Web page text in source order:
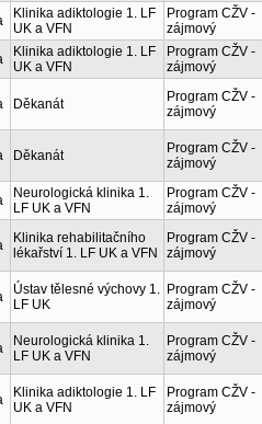
Klinika adiktologie 1. LF
UK a VFN
Program CŽV -
zájmový
Klinika adiktologie 1. LF
UK a VFN
Program CŽV -
zájmový
Děkanát
Program CŽV -
zájmový
Děkanát
Program CŽV -
zájmový
Neurologická klinika 1.
LF UK a VFN
Program CŽV -
zájmový
Klinika rehabilitačního
lékařství 1. LF UK a VFN
Program CŽV -
zájmový
Ústav tělesné výchovy 1.
LF UK
Program CŽV -
zájmový
Neurologická klinika 1.
LF UK a VFN
Program CŽV -
zájmový
Klinika adiktologie 1. LF
UK a VFN
Program CŽV -
zájmový